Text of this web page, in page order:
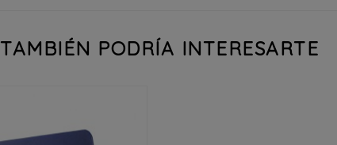
TAMBIÉN PODRÍA INTERESARTE